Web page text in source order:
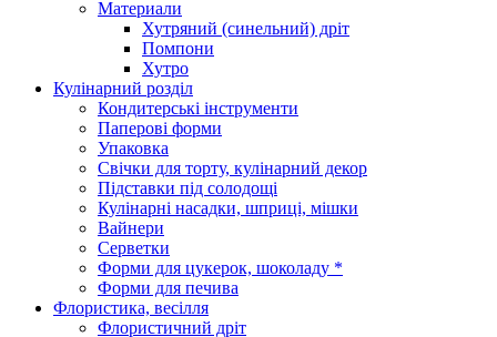
Материали
Хутряний (синельний) дріт
Помпони
Хутро
Кулінарний розділ
Кондитерські інструменти
Паперові форми
Упаковка
Свічки для торту, кулінарний декор
Підставки під солодощі
Кулінарні насадки, шприці, мішки
Вайнери
Серветки
Форми для цукерок, шоколаду *
Форми для печива
Флористика, весілля
Флористичний дріт